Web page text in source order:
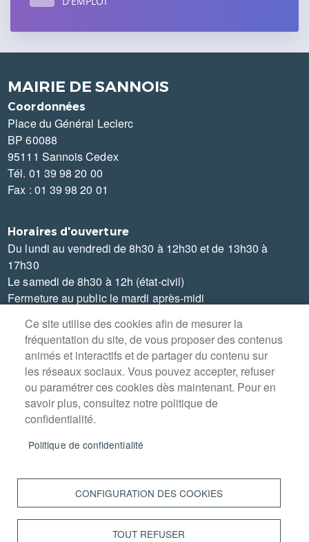
MAIRIE DE SANNOIS
Coordonnées
Place du Général Leclerc
BP 60088
95111 Sannois Cedex
Tél. 01 39 98 20 00
Fax : 01 39 98 20 01
Horaires d'ouverture
Du lundi au vendredi de 8h30 à 12h30 et de 13h30 à
17h30
Le samedi de 8h30 à 12h (état-civil)
Fermeture au public le mardi après-midi
MENU
PIED
PAGE
PLAN DU SITE
CONTACT
COOKIES
Ce site utilise des cookies afin de mesurer la
fréquentation du site, de vous proposer des contenus
animés et interactifs et de partager du contenu sur
les réseaux sociaux. Vous pouvez accepter, refuser
ou paramétrer ces cookies dès maintenant. Pour en
savoir plus, consultez notre politique de
confidentialité.
Politique de confidentialité
CONFIGURATION DES COOKIES
TOUT REFUSER